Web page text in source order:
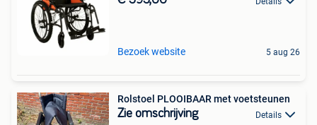
Bezoek website 5 aug 26
Rolstoel PLOOIBAAR met voetsteunen
Zie omschrijving Details